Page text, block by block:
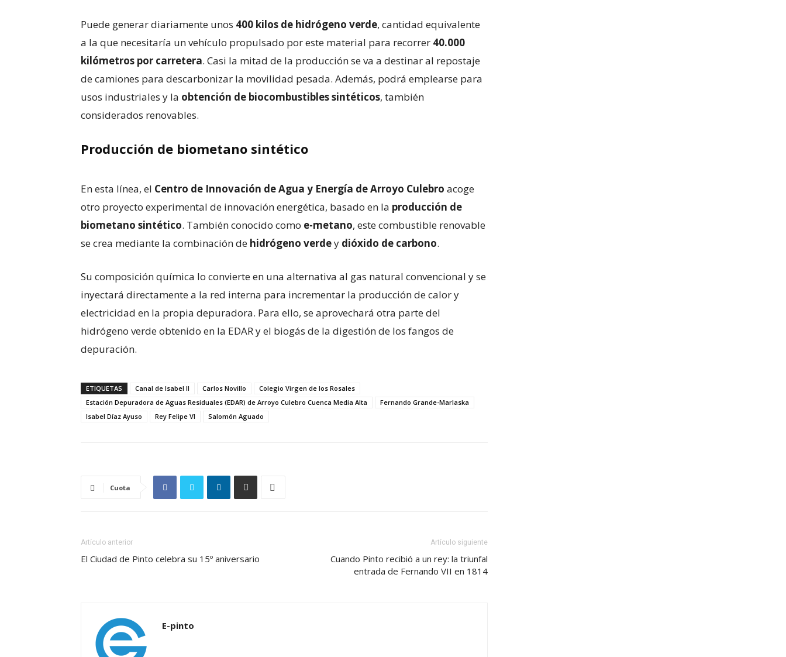
Puede generar diariamente unos 400 kilos de hidrógeno verde, cantidad equivalente
a la que necesitaría un vehículo propulsado por este material para recorrer 40.000
kilómetros por carretera. Casi la mitad de la producción se va a destinar al repostaje
de camiones para descarbonizar la movilidad pesada. Además, podrá emplearse para
usos industriales y la obtención de biocombustibles sintéticos, también
considerados renovables.
Producción de biometano sintético
En esta línea, el Centro de Innovación de Agua y Energía de Arroyo Culebro acoge
otro proyecto experimental de innovación energética, basado en la producción de
biometano sintético. También conocido como e-metano, este combustible renovable
se crea mediante la combinación de hidrógeno verdey dióxido de carbono.
Su composición química lo convierte en una alternativa al gas natural convencional y se
inyectará directamente a la red interna para incrementar la producción de calor y
electricidad en la propia depuradora. Para ello, se aprovechará otra parte del
hidrógeno verde obtenido en la EDAR y el biogás de la digestión de los fangos de
depuración.
ETIQUETAS Canal de Isabel II Carlos Novillo
Colegio Virgen de los Rosales
Estación Depuradora de Aguas Residuales (EDAR) de Arroyo Culebro Cuenca Media Alta
Fernando Grande-Marlaska
Isabel Díaz Ayuso
Rey Felipe VI Salomón Aguado
Cuota
Artículo anterior
El Ciudad de Pinto celebra su 15º aniversario
Artículo siguiente
Cuando Pinto recibió a un rey: la triunfal
entrada de Fernando VII en 1814
E-pinto